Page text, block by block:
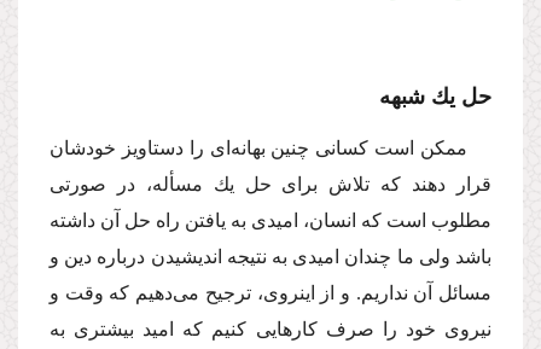
حل یك شبهه
ممكن است كسانى چنین بهانه‌اى را دستاویز خودشان
قرار دهند كه تلاش براى حل یك مسأله، در صورتى
مطلوب است كه انسان، امیدى به یافتن راه حل آن داشته
باشد ولى ما چندان امیدى به نتیجه اندیشیدن درباره دین و
مسائل آن نداریم. و از اینروى، ترجیح مى‌دهیم كه وقت و
نیروى خود را صرف كارهایى كنیم كه امید بیشترى به